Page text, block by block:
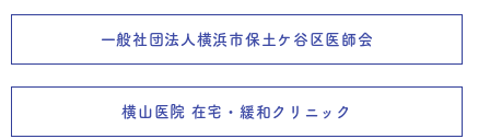
一般社団法人横浜市保土ケ谷区医師会
横山医院 在宅・緩和クリニック